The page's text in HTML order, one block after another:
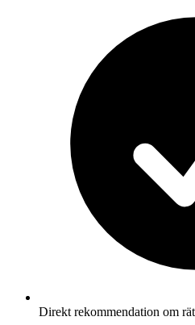
Direkt rekommendation om